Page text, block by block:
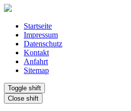
Startseite
Impressum
Datenschutz
Kontakt
Anfahrt
Sitemap
Toggle shift
Close shift